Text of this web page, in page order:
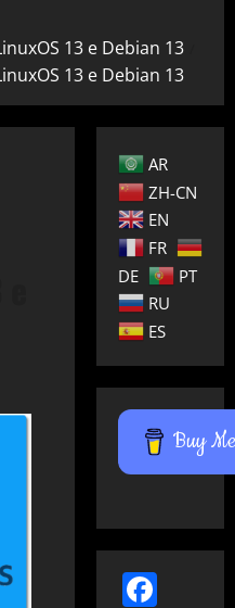
13 e Debian 13
13 e Debian 13
AR
ZH-CN
EN
FR
DE
PT
RU
ES
Buy